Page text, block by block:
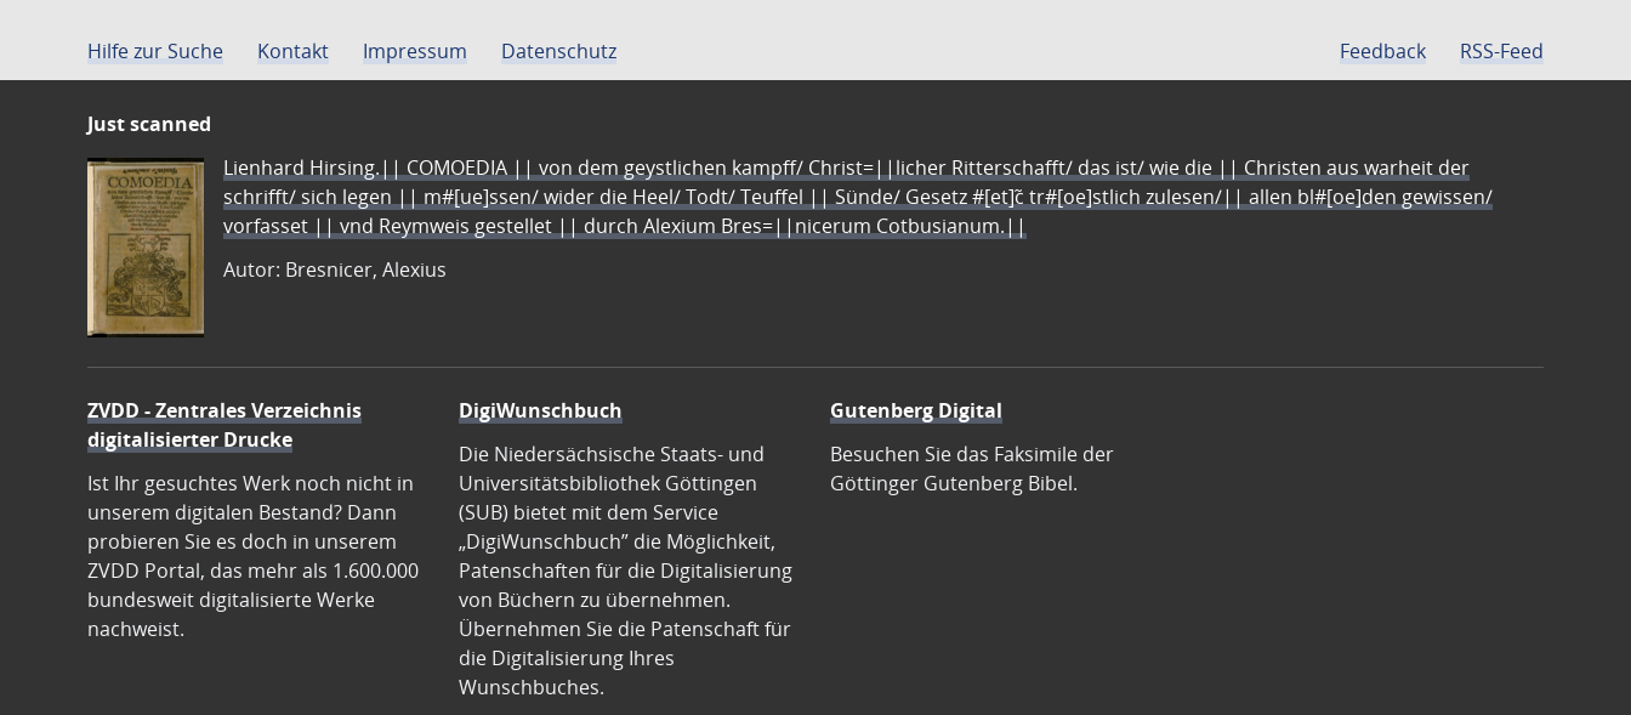
Hilfe zur Suche Kontakt Impressum Datenschutz Feedback RSS-Feed
Just scanned
Lienhard Hirsing.|| COMOEDIA || von dem geystlichen kampff/ Christ=||licher Ritterschafft/ das ist/ wie die || Christen aus warheit der
schrifft/ sich legen || m#[ue]ssen/ wider die Heel/ Todt/ Teuffel || Sünde/ Gesetz #[et]c̃ tr#[oe]stlich zulesen/|| allen bl#[oe]den gewissen/
vorfasset || vnd Reymweis gestellet || durch Alexium Bres=||nicerum Cotbusianum.||
Autor: Bresnicer, Alexius
ZVDD - Zentrales Verzeichnis
digitalisierter Drucke
Ist Ihr gesuchtes Werk noch nicht in
unserem digitalen Bestand? Dann
probieren Sie es doch in unserem
ZVDD Portal, das mehr als 1.600.000
bundesweit digitalisierte Werke
nachweist.
DigiWunschbuch
Die Niedersächsische Staats- und
Universitätsbibliothek Göttingen
(SUB) bietet mit dem Service
„DigiWunschbuch” die Möglichkeit,
Patenschaften für die Digitalisierung
von Büchern zu übernehmen.
Übernehmen Sie die Patenschaft für
die Digitalisierung Ihres
Wunschbuches.
Gutenberg Digital
Besuchen Sie das Faksimile der
Göttinger Gutenberg Bibel.